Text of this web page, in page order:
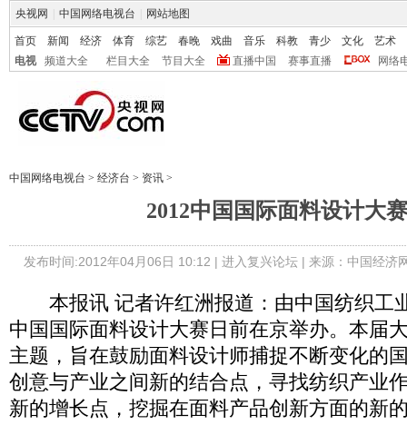
央视网 中国网络电视台 网站地图
首页 新闻 经济 体育 综艺 春晚 戏曲 音乐 科教 青少 文化
艺术
电视
频道大全 栏目大全 节目大全 直播中国 赛事直播 网络
中国网络电视台 > 经济台 > 资讯 >
2012中国国际面料设计大
发布时间:2012年04月06日 10:12 | 进入复兴论坛| 来源：中国经济
本报讯 记者许红洲报道：由中国纺织工
中国国际面料设计大赛日前在京举办。本届
主题，旨在鼓励面料设计师捕捉不断变化的
创意与产业之间新的结合点，寻找纺织产业
新的增长点，挖掘在面料产品创新方面的新